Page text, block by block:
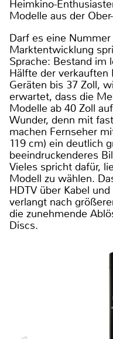
Heimkino-
Modelle aus der
Darf es eine
Marktentwicklung
Sprache: Bestand im
Hälfte der verkauften
Geräten bis 37 Zoll,
erwartet, dass die
Modelle ab 40 Zoll
Wunder, denn mit
machen Fernseher
119 cm) ein deutlich
beeindruckenderes
Vieles spricht dafür,
Modell zu wählen.
HDTV über Kabel
verlangt nach
die zunehmende
Discs.